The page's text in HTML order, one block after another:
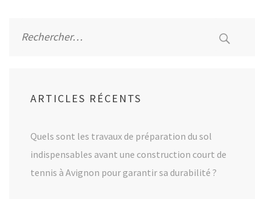
ARTICLES RÉCENTS
Quels sont les travaux de préparation du sol
indispensables avant une construction court de
tennis à Avignon pour garantir sa durabilité ?